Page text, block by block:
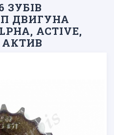
ЗУБІВ
ДВИГУНА
ACTIVE,